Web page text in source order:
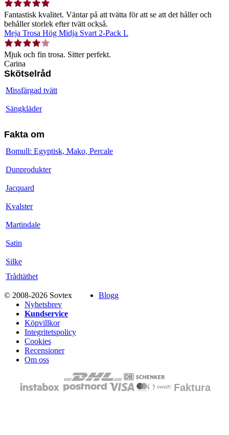
Fantastisk kvalitet. Väntar på att tvätta för att se att det håller och
behåller storlek efter tvätt också.
Meja Trosa Hög Midja Svart 2-Pack L
Mjuk och fin trosa. Sitter perfekt.
Carina
Skötselråd
Missfärgad tvätt
Sängkläder
Fakta om
Bomull: Egyptisk, Mako, Percale
Dunprodukter
Jacquard
Kvalster
Martindale
Satin
Silke
Trådtäthet
© 2008-2026 Sovtex
Blogg
Nyhetsbrev
Kundservice
Köpvillkor
Integritetspolicy
Cookies
Recensioner
Om oss